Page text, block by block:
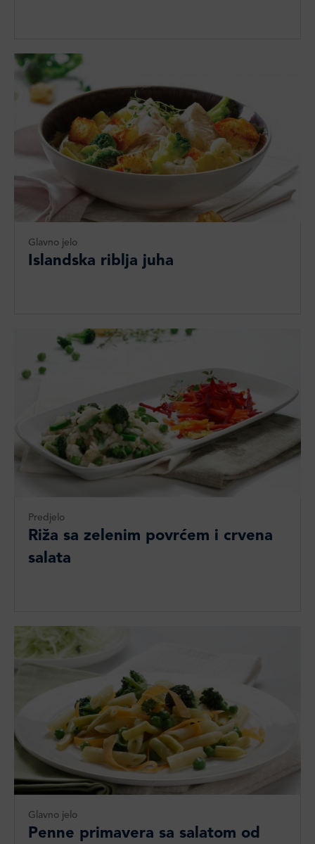
Glavno jelo
Islandska riblja juha
Predjelo
Riža sa zelenim povrćem i crvena
salata
Glavno jelo
Penne primavera sa salatom od